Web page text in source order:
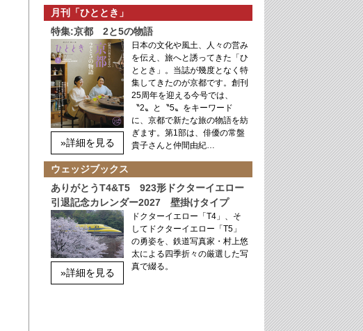
月刊「ひととき」
特集:京都 2と5の物語
»詳細を見る
日本の文化や風土、人々の営み
を伝え、旅へと誘ってきた「ひ
ととき」。当誌が幾度となく特
集してきたのが京都です。創刊
25周年を迎える今号では、
〝2〟と〝5〟をキーワード
に、京都で新たな旅の物語を紡
ぎます。第1部は、俳優の常盤
貴子さんと仲間由紀…
ウェッジブックス
ありがとうT4&T5 923形ドクターイエロー
引退記念カレンダー2027 壁掛けタイプ
»詳細を見る
ドクターイエロー「T4」、そ
してドクターイエロー「T5」
の勇姿を、鉄道写真家・村上悠
太による四季折々の厳選した写
真で綴る。